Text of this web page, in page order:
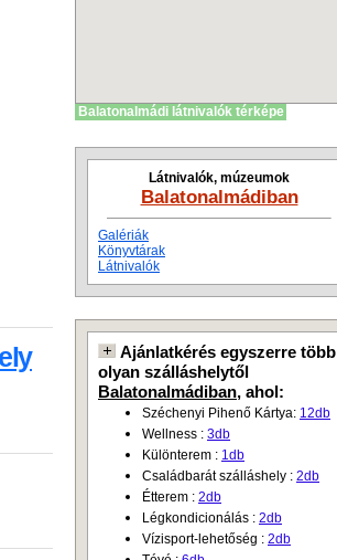
Balatonalmádi látnivalók térképe
Látnivalók, múzeumok
Balatonalmádiban
Galériák
Könyvtárak
Látnivalók
Ajánlatkérés egyszerre több
olyan szálláshelytől
Balatonalmádiban, ahol:
Széchenyi Pihenő Kártya: 12db
Wellness : 3db
Különterem : 1db
Családbarát szálláshely : 2db
Étterem : 2db
Légkondicionálás : 2db
Vízisport-lehetőség : 2db